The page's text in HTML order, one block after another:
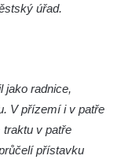
úřad.
jako radnice,
V přízemí i v patře
v patře
přístavku